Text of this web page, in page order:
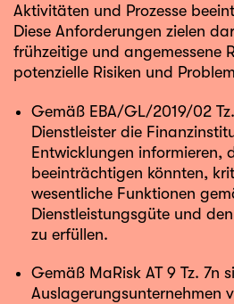
Aktivitäten und Prozesse
Diese Anforderungen zielen
frühzeitige und angemessene
potenzielle Risiken und
Gemäß EBA/GL/2019/02
Dienstleister die
Entwicklungen informieren,
beeinträchtigen könnten,
wesentliche Funktionen
Dienstleistungsgüte und
zu erfüllen.
Gemäß MaRisk AT 9 Tz. 7n
Auslagerungsunternehmen